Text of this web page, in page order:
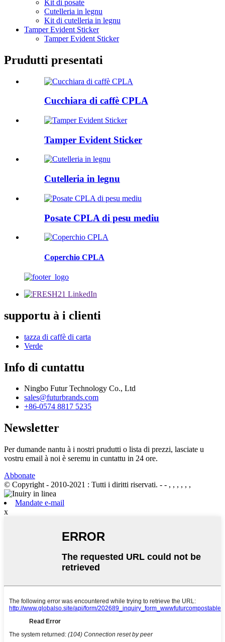
Kit di posate
Cutelleria in legnu
Kit di cutelleria in legnu
Tamper Evident Sticker
Tamper Evident Sticker
Prudutti presentati
Cucchiara di caffè CPLA
Tamper Evident Sticker
Cutelleria in legnu
Posate CPLA di pesu mediu
Coperchio CPLA
supportu à i clienti
tazza di caffè di carta
Verde
Info di cuntattu
Ningbo Futur Technology Co., Ltd
sales@futurbrands.com
+86-0574 8817 5235
Newsletter
Per dumande nantu à i nostri prudutti o lista di prezzi, lasciate u
vostru email à noi è seremu in cuntattu in 24 ore.
Abbonate
© Copyright - 2010-2021 : Tutti i diritti riservati. - - , , , , , ,
Mandate e-mail
x